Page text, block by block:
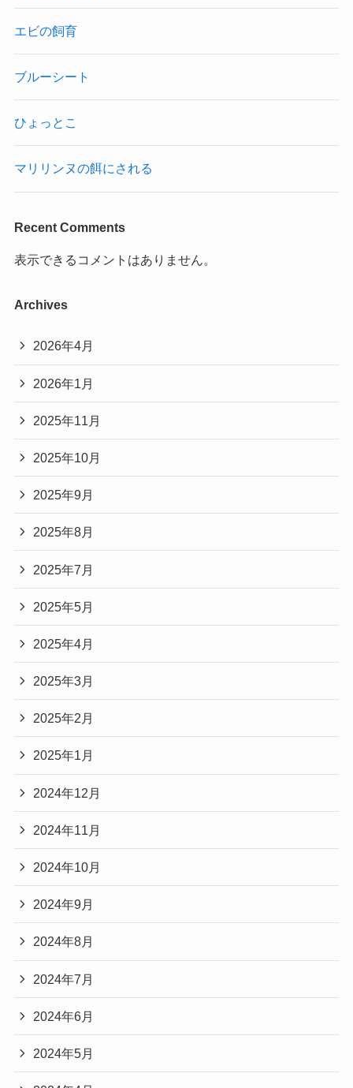
エビの飼育
ブルーシート
ひょっとこ
マリリンヌの餌にされる
Recent Comments
表示できるコメントはありません。
Archives
2026年4月
2026年1月
2025年11月
2025年10月
2025年9月
2025年8月
2025年7月
2025年5月
2025年4月
2025年3月
2025年2月
2025年1月
2024年12月
2024年11月
2024年10月
2024年9月
2024年8月
2024年7月
2024年6月
2024年5月